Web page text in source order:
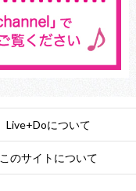
Live+Doについて
このサイトについて